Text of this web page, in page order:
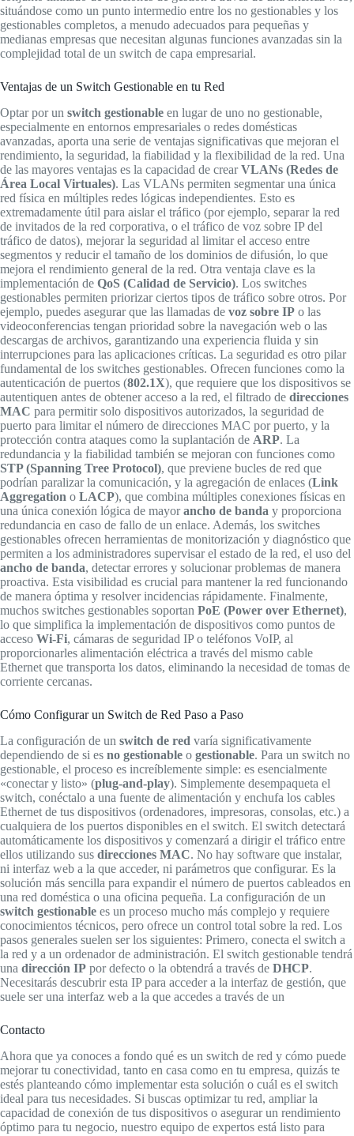
situándose como un punto intermedio entre los no gestionables y los
gestionables completos, a menudo adecuados para pequeñas y
medianas empresas que necesitan algunas funciones avanzadas sin la
complejidad total de un switch de capa empresarial.
Ventajas de un Switch Gestionable en tu Red
Optar por un switch gestionable en lugar de uno no gestionable,
especialmente en entornos empresariales o redes domésticas
avanzadas, aporta una serie de ventajas significativas que mejoran el
rendimiento, la seguridad, la fiabilidad y la flexibilidad de la red. Una
de las mayores ventajas es la capacidad de crearVLANs (Redes de
Área Local Virtuales). Las VLANs permiten segmentar una única
red física en múltiples redes lógicas independientes. Esto es
extremadamente útil para aislar el tráfico (por ejemplo, separar la red
de invitados de la red corporativa, o el tráfico de voz sobre IP del
tráfico de datos), mejorar la seguridad al limitar el acceso entre
segmentos y reducir el tamaño de los dominios de difusión, lo que
mejora el rendimiento general de la red. Otra ventaja clave es la
implementación de QoS (Calidad de Servicio). Los switches
gestionables permiten priorizar ciertos tipos de tráfico sobre otros. Por
ejemplo, puedes asegurar que las llamadas de voz sobre IP o las
videoconferencias tengan prioridad sobre la navegación web o las
descargas de archivos, garantizando una experiencia fluida y sin
interrupciones para las aplicaciones críticas. La seguridad es otro pilar
fundamental de los switches gestionables. Ofrecen funciones como la
autenticación de puertos (802.1X), que requiere que los dispositivos se
autentiquen antes de obtener acceso a la red, el filtrado de direcciones
MAC para permitir solo dispositivos autorizados, la seguridad de
puerto para limitar el número de direcciones MAC por puerto, y la
protección contra ataques como la suplantación de ARP. La
redundancia y la fiabilidad también se mejoran con funciones como
STP (Spanning Tree Protocol), que previene bucles de red que
podrían paralizar la comunicación, y la agregación de enlaces (Link
Aggregation o LACP), que combina múltiples conexiones físicas en
una única conexión lógica de mayorancho de banda y proporciona
redundancia en caso de fallo de un enlace. Además, los switches
gestionables ofrecen herramientas de monitorización y diagnóstico que
permiten a los administradores supervisar el estado de la red, el uso del
ancho de banda, detectar errores y solucionar problemas de manera
proactiva. Esta visibilidad es crucial para mantener la red funcionando
de manera óptima y resolver incidencias rápidamente. Finalmente,
muchos switches gestionables soportan PoE (Power over Ethernet),
lo que simplifica la implementación de dispositivos como puntos de
acceso Wi-Fi, cámaras de seguridad IP o teléfonos VoIP, al
proporcionarles alimentación eléctrica a través del mismo cable
Ethernet que transporta los datos, eliminando la necesidad de tomas de
corriente cercanas.
Cómo Configurar un Switch de Red Paso a Paso
La configuración de un switch de red varía significativamente
dependiendo de si es no gestionable o gestionable. Para un switch no
gestionable, el proceso es increíblemente simple: es esencialmente
«conectar y listo» (plug-and-play). Simplemente desempaqueta el
switch, conéctalo a una fuente de alimentación y enchufa los cables
Ethernet de tus dispositivos (ordenadores, impresoras, consolas, etc.) a
cualquiera de los puertos disponibles en el switch. El switch detectará
automáticamente los dispositivos y comenzará a dirigir el tráfico entre
ellos utilizando sus direcciones MAC. No hay software que instalar,
ni interfaz web a la que acceder, ni parámetros que configurar. Es la
solución más sencilla para expandir el número de puertos cableados en
una red doméstica o una oficina pequeña. La configuración de un
switch gestionable es un proceso mucho más complejo y requiere
conocimientos técnicos, pero ofrece un control total sobre la red. Los
pasos generales suelen ser los siguientes: Primero, conecta el switch a
la red y a un ordenador de administración. El switch gestionable tendrá
una dirección IP por defecto o la obtendrá a través de DHCP.
Necesitarás descubrir esta IP para acceder a la interfaz de gestión, que
suele ser una interfaz web a la que accedes a través de un
Contacto
Ahora que ya conoces a fondo qué es un switch de red y cómo puede
mejorar tu conectividad, tanto en casa como en tu empresa, quizás te
estés planteando cómo implementar esta solución o cuál es el switch
ideal para tus necesidades. Si buscas optimizar tu red, ampliar la
capacidad de conexión de tus dispositivos o asegurar un rendimiento
óptimo para tu negocio, nuestro equipo de expertos está listo para